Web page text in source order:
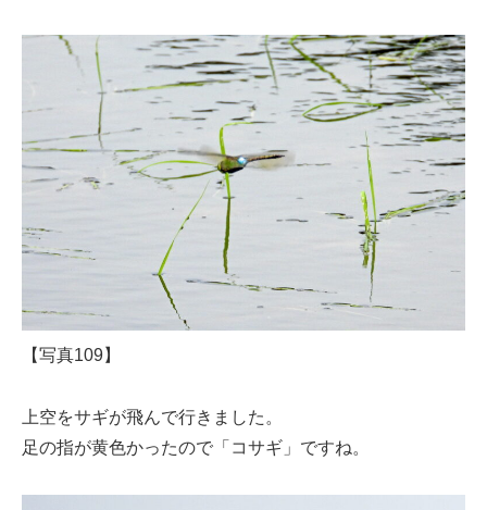
【写真109】
上空をサギが飛んで行きました。
足の指が黄色かったので「コサギ」ですね。